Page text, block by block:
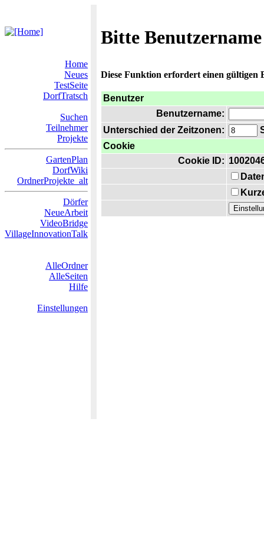
Bitte
Home
Neues
TestSeite
DorfTratsch
Suchen
Teilnehmer
Projekte
GartenPlan
DorfWiki
OrdnerProjekte_alt
Dörfer
NeueArbeit
VideoBridge
VillageInnovationTalk
AlleOrdner
AlleSeiten
Hilfe
Einstellungen
Diese Funktion erfordert einen gültigen
Benutzer
Benutzername:
Unterschied der Zeitzonen:
Cookie
Cookie ID: